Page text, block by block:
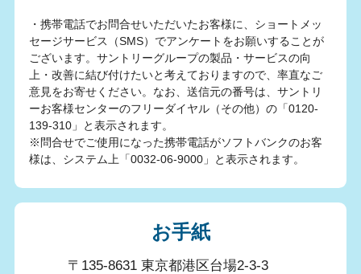
・携帯電話でお問合せいただいたお客様に、ショートメッ
セージサービス（SMS）でアンケートをお願いすることが
ございます。サントリーグループの製品・サービスの向
上・改善に結び付けたいと考えておりますので、率直なご
意見をお寄せください。なお、送信元の番号は、サントリ
ーお客様センターのフリーダイヤル（その他）の「0120-
139-310」と表示されます。
※問合せでご使用になった携帯電話がソフトバンクのお客
様は、システム上「0032-06-9000」と表示されます。
お手紙
〒135-8631 東京都港区台場2-3-3